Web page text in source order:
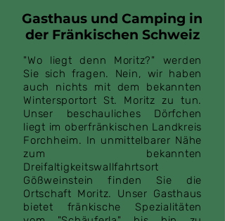
Gasthaus und Camping in
der Fränkischen Schweiz
"Wo liegt denn Moritz?" werden
Sie sich fragen. Nein, wir haben
auch nichts mit dem bekannten
Wintersportort St. Moritz zu tun.
Unser beschauliches Dörfchen
liegt im oberfränkischen Landkreis
Forchheim. In unmittelbarer Nähe
zum bekannten
Dreifaltigkeitswallfahrtsort
Gößweinstein finden Sie die
Ortschaft Moritz. Unser Gasthaus
bietet fränkische Spezialitäten